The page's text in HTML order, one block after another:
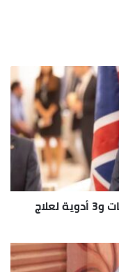
التعليم العالي: مصر تطور 4 لقاحات و3 أدوية لعلاج